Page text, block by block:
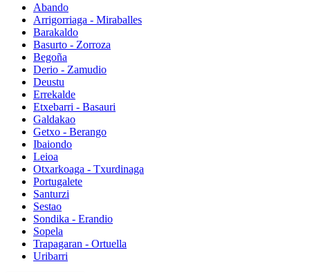
Abando
Arrigorriaga - Miraballes
Barakaldo
Basurto - Zorroza
Begoña
Derio - Zamudio
Deustu
Errekalde
Etxebarri - Basauri
Galdakao
Getxo - Berango
Ibaiondo
Leioa
Otxarkoaga - Txurdinaga
Portugalete
Santurzi
Sestao
Sondika - Erandio
Sopela
Trapagaran - Ortuella
Uribarri